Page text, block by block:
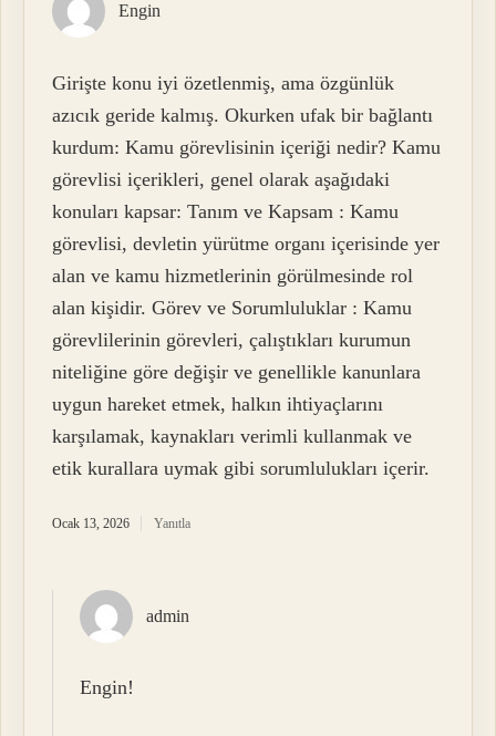
Engin
Girişte konu iyi özetlenmiş, ama özgünlük
azıcık geride kalmış. Okurken ufak bir bağlantı
kurdum: Kamu görevlisinin içeriği nedir? Kamu
görevlisi içerikleri, genel olarak aşağıdaki
konuları kapsar: Tanım ve Kapsam : Kamu
görevlisi, devletin yürütme organı içerisinde yer
alan ve kamu hizmetlerinin görülmesinde rol
alan kişidir. Görev ve Sorumluluklar : Kamu
görevlilerinin görevleri, çalıştıkları kurumun
niteliğine göre değişir ve genellikle kanunlara
uygun hareket etmek, halkın ihtiyaçlarını
karşılamak, kaynakları verimli kullanmak ve
etik kurallara uymak gibi sorumlulukları içerir.
Ocak 13, 2026 Yanıtla
admin
Engin!